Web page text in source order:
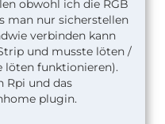
obwohl ich die RGB
man nur sicherstellen
verbinden kann
und musste löten /
funktionieren).
Rpi und das
plugin.